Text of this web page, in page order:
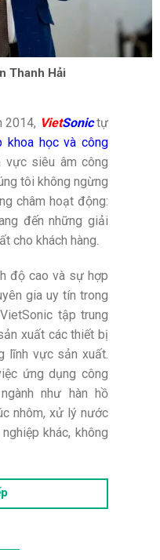
Thanh Hải
VietSonictự
khoa học và công
siêu âm công
tôi không ngừng
châm hoạt động:
đến những giải
cho khách hàng.
cao và sự hợp
gia uy tín trong
tập trung
xuất các thiết bị
lĩnh vực sản xuất.
ứng dụng công
như hàn hồ
nhôm, xử lý nước
khác, không